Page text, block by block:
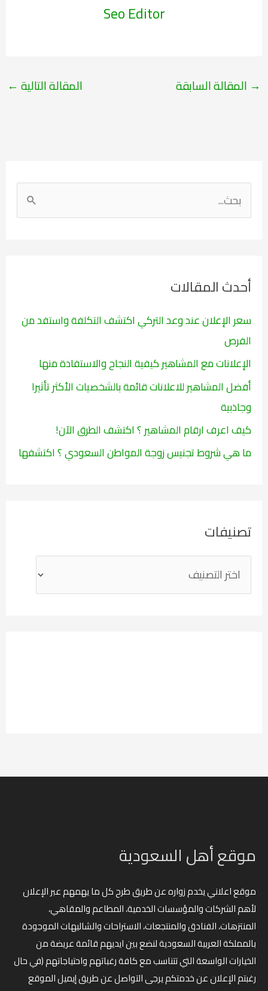
Seo Editor
→ المقالة السابقة المقالة التالية←
ل
ث
ع
ن
أحدث المقالات
سعر الإعلان عند وعد التركي اكتشف التكلفة واستفد من
الفرص
الإعلانات مع المشاهير كيفية النجاح والاستفادة منها
أفضل المشاهير للاعلانات قائمة بالشخصيات الأكثر تأثيرا
وجاذبية
كيف اعرف ارقام المشاهير ؟ اكتشف الطرق الآن!
ما هي شروط تجنيس زوجة المواطن السعودي ؟ اكتشفها
تصنيفات
موقع أهل السعودية
موقع اعلاني يخدم زواره عن طريق طرح كل ما يهمهم عبر الإعلان
لأهم الشركات والمؤسسات الخدمية، المطاعم والمقاهي،
المنتزهات، الفنادق والمنتجعات، الاستراحات والشاليهات الموجودة
بالمملكة العربية السعودية لنضع بين ايديهم قائمة عريضة من
الخيارات الواسعة التي تتناسب مع كافة رغباتهم واحتياجاتهم (في حال
رغبتم الإعلان عن خدمتكم يرجى التواصل عن طريق إيميل الموقع